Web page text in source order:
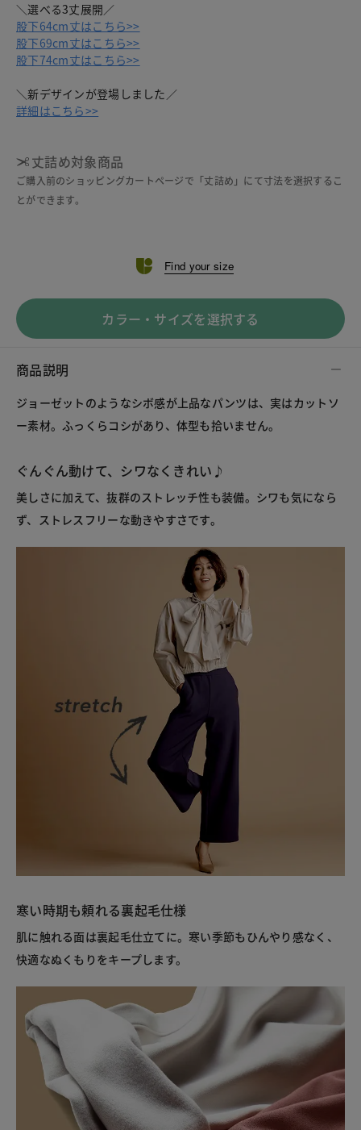
＼選べる3丈展開／
股下64cm丈はこちら>>
股下69cm丈はこちら>>
股下74cm丈はこちら>>
＼新デザインが登場しました／
詳細はこちら>>
丈詰め対象商品
ご購入前のショッピングカートページで「丈詰め」にて寸法を選択するこ
とができます。
Find your size
カラー・サイズを選択する
商品説明
ジョーゼットのようなシボ感が上品なパンツは、実はカットソ
ー素材。ふっくらコシがあり、体型も拾いません。
ぐんぐん動けて、シワなくきれい♪
美しさに加えて、抜群のストレッチ性も装備。シワも気になら
ず、ストレスフリーな動きやすさです。
寒い時期も頼れる裏起毛仕様
肌に触れる面は裏起毛仕立てに。寒い季節もひんやり感なく、
快適なぬくもりをキープします。